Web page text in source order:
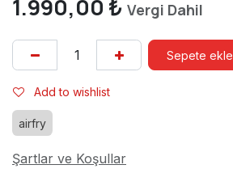
1.990,00 ₺ Vergi Dahil
Sepete ekle
Add to wishlist
airfry
Şartlar ve Koşullar